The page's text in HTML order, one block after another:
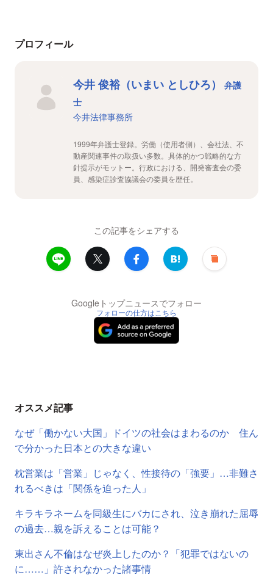
プロフィール
今井 俊裕（いまい としひろ）
弁護
士
今井法律事務所
1999年弁護士登録。労働（使用者側）、会社法、不
動産関連事件の取扱い多数。具体的かつ戦略的な方
針提示がモットー。行政における、開発審査会の委
員、感染症診査協議会の委員を歴任。
この記事をシェアする
Googleトップニュースでフォロー
フォローの仕方はこちら
オススメ記事
なぜ「働かない大国」ドイツの社会はまわるのか 住ん
で分かった日本との大きな違い
枕営業は「営業」じゃなく、性接待の「強要」…非難さ
れるべきは「関係を迫った人」
キラキラネームを同級生にバカにされ、泣き崩れた屈辱
の過去…親を訴えることは可能？
東出さん不倫はなぜ炎上したのか？「犯罪ではないの
に……」許されなかった諸事情